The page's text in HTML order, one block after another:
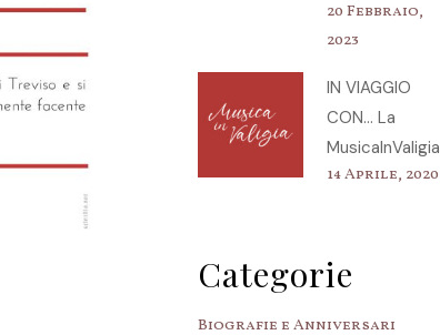
20 Febbraio,
2023
IN VIAGGIO
CON… La
MusicaInValigia
14 Aprile, 2020
Categorie
Biografie e Anniversari